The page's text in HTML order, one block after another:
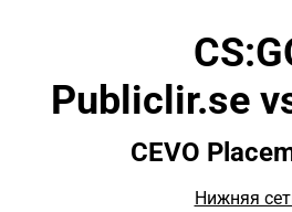
Publiclir.se
CEVO
Нижняя